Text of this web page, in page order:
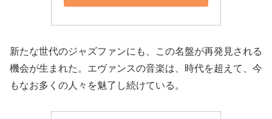
新たな世代のジャズファンにも、この名盤が再発見される
機会が生まれた。エヴァンスの音楽は、時代を超えて、今
もなお多くの人々を魅了し続けている。